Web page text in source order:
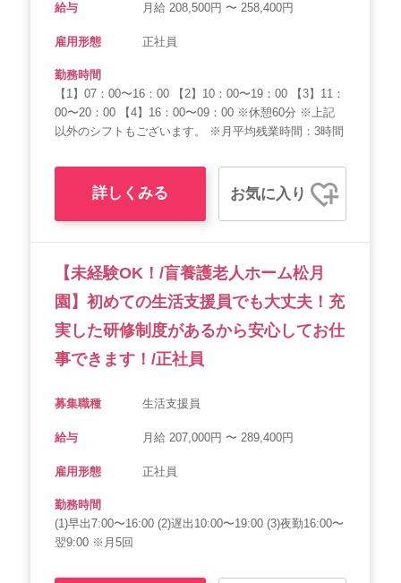
給与 月給 208,500円 〜 258,400円
雇用形態 正社員
勤務時間
【1】07：00〜16：00 【2】10：00〜19：00 【3】11：
00〜20：00 【4】16：00〜09：00 ※休憩60分 ※上記
以外のシフトもございます。 ※月平均残業時間：3時間
詳しくみる お気に入り
【未経験OK！/盲養護老人ホーム松月
園】初めての生活支援員でも大丈夫！充
実した研修制度があるから安心してお仕
事できます！/正社員
募集職種 生活支援員
給与 月給 207,000円 〜 289,400円
雇用形態 正社員
勤務時間
(1)早出7:00〜16:00 (2)遅出10:00〜19:00 (3)夜勤16:00〜
翌9:00 ※月5回